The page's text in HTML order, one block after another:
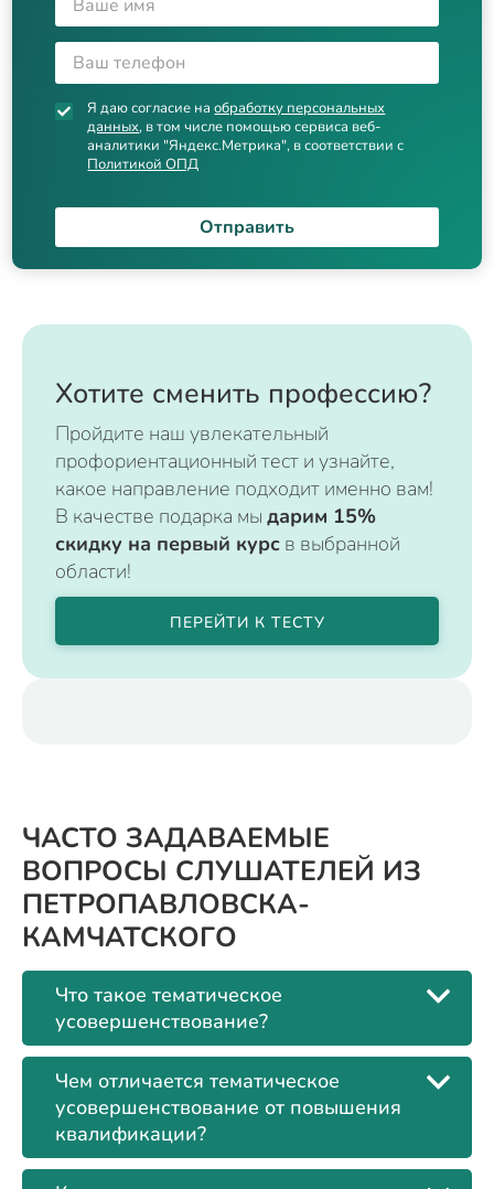
Я даю согласие наобработку персональных
данных, в том числе помощью сервиса веб-
аналитики "Яндекс.Метрика", в соответствии с
Политикой ОПД
Отправить
Хотите сменить профессию?
Пройдите наш увлекательный
профориентационный тест и узнайте,
какое направление подходит именно вам!
В качестве подарка мы дарим 15%
скидку на первый курс в выбранной
области!
ПЕРЕЙТИ К ТЕСТУ
ЧАСТО ЗАДАВАЕМЫЕ
ВОПРОСЫ СЛУШАТЕЛЕЙ ИЗ
ПЕТРОПАВЛОВСКА-
КАМЧАТСКОГО
Что такое тематическое
усовершенствование?
Чем отличается тематическое
усовершенствование от повышения
квалификации?